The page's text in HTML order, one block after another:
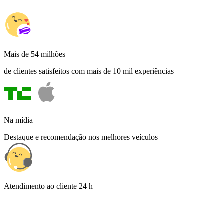
Mais de 54 milhões
de clientes satisfeitos com mais de 10 mil experiências
Na mídia
Destaque e recomendação nos melhores veículos
Atendimento ao cliente 24 h